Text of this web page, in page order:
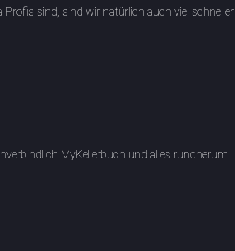
sind, sind wir natürlich auch viel schneller.
MyKellerbuch und alles rundherum.